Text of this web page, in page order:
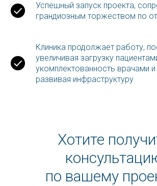
Успешный запуск проекта,
грандиозным торжеством по
Клиника продолжает работу,
увеличивая загрузку
укомплектованность врачами
развивая инфраструктуру
Хотите
по вашему